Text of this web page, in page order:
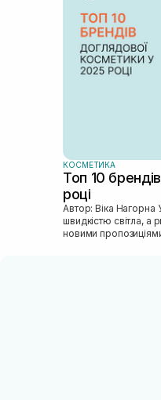
КОСМЕТИКА
Топ 10
році
Автор: Віка Нагорна У сучасному світі, де тренди змінюються зі
швидкістю світла, а
новими